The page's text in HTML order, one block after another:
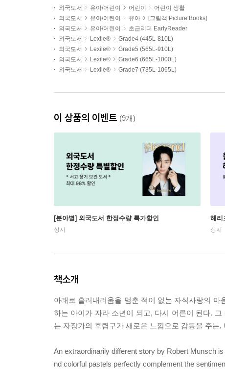
외국도서 유아/어린이 어린이
어린이 생활
외국도서
유아/어린이 유아
[그림책 Picture Books]
외국도서
유아/어린이
초급리더 EarlyReader
외국도서
Lexile®
Grade4 (445L-810L)
외국도서
Lexile®
Grade5 (565L-910L)
외국도서
Lexile®
Grade6 (665L-1000L)
외국도서
Lexile® Grade7 (735L-1065L)
이 상품의 이벤트 (9개)
[분야별] 외국도서 한정수량 특가할인
상시
해리
상시
책소개
아래로 흘러내려옴을 멈춘 적이 없는 자식사랑의
하는 아이가 자라 소년이 되고, 다시 어른이 된다.
는 자장가의 후렴구가 새로운 느낌으로 감동을 주는
An extraordinarily different story by Robert Munsch
nd colorful pastels perfectly complement the